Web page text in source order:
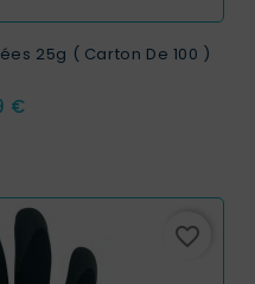
25g ( Carton De 100 )
€
favorite_border